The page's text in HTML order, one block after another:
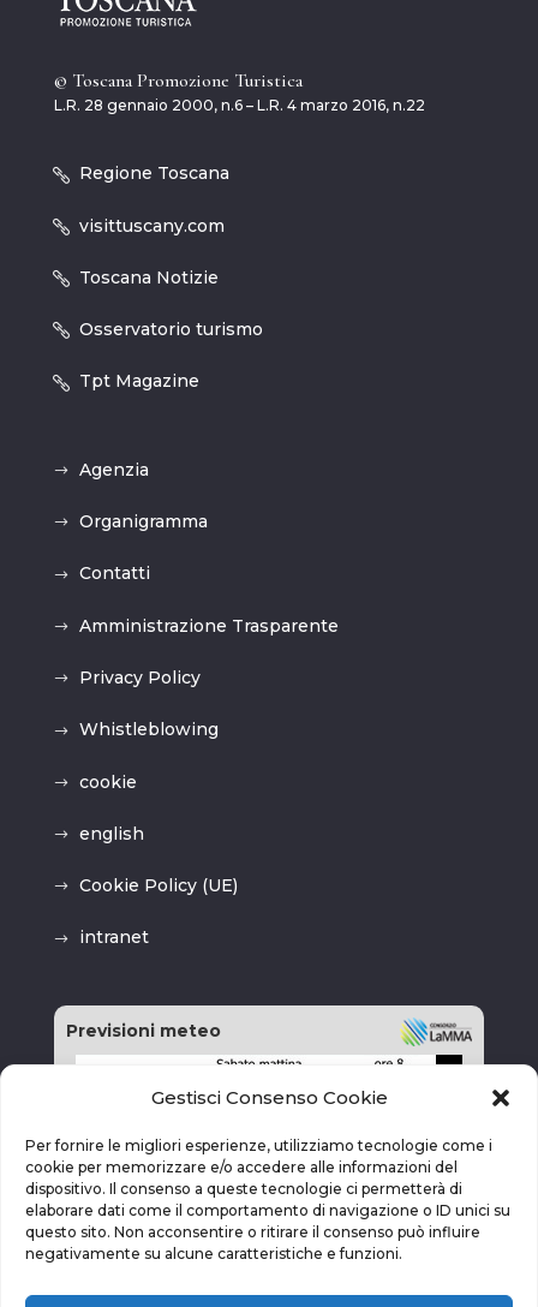
Gestisci Consenso Cookie
Per fornire le migliori esperienze, utilizziamo tecnologie come i
cookie per memorizzare e/o accedere alle informazioni del
dispositivo. Il consenso a queste tecnologie ci permetterà di
elaborare dati come il comportamento di navigazione o ID unici su
questo sito. Non acconsentire o ritirare il consenso può influire
negativamente su alcune caratteristiche e funzioni.
© Toscana Promozione Turistica
L.R. 28 gennaio 2000, n.6 – L.R. 4 marzo 2016, n.22
Regione Toscana
visittuscany.com
Toscana Notizie
Osservatorio turismo
Tpt Magazine
Agenzia
Organigramma
Contatti
Amministrazione Trasparente
Privacy Policy
Whistleblowing
cookie
english
Cookie Policy (UE)
intranet
Previsioni meteo